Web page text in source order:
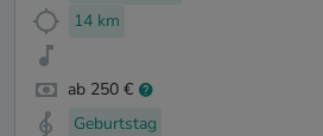
14 km
ab 250 €
Geburtstag